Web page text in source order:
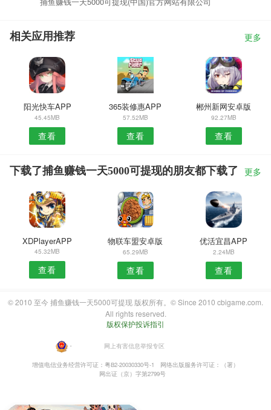
相关应用推荐 更多
阳光快车APP
45.45MB
查看
365装修惠APP
57.52MB
查看
郴州新网安卓版
92.27MB
查看
下载了捕鱼赚钱一天5000可提现的朋友都下载了 更多
XDPlayerAPP
45.32MB
查看
物联车盟安卓版
65.29MB
查看
优活宜昌APP
2.24MB
查看
© 2010 至今 捕鱼赚钱一天5000可提现 版权所有。© Since 2010 cbigame.com.
All rights reserved.
版权保护投诉指引
・ 网上有害信息举报专区
增值电信业务经营许可证：粤B2-20030330号-1
网络出版服务许可证：（署）
网出证（京）字第2799号